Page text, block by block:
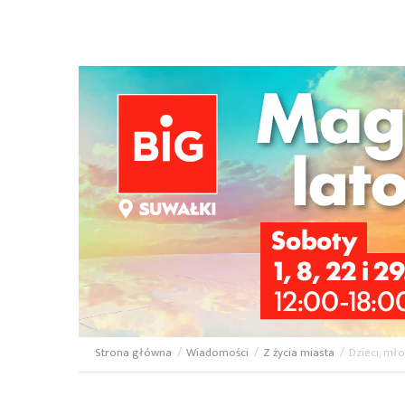
Ścieżka
Strona główna / Wiadomości / Z życia miasta / Dzieci,